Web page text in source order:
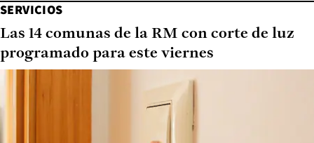
SERVICIOS
Las 14 comunas de la RM con corte de luz
programado para este viernes